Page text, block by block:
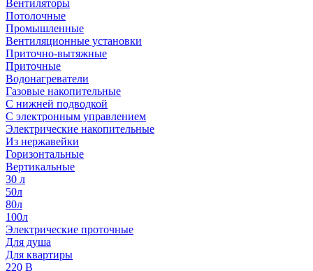
Вентиляторы
Потолочные
Промышленные
Вентиляционные установки
Приточно-вытяжные
Приточные
Водонагреватели
Газовые накопительные
С нижней подводкой
С электронным управлением
Электрические накопительные
Из нержавейки
Горизонтальные
Вертикальные
30 л
50л
80л
100л
Электрические проточные
Для душа
Для квартиры
220 В